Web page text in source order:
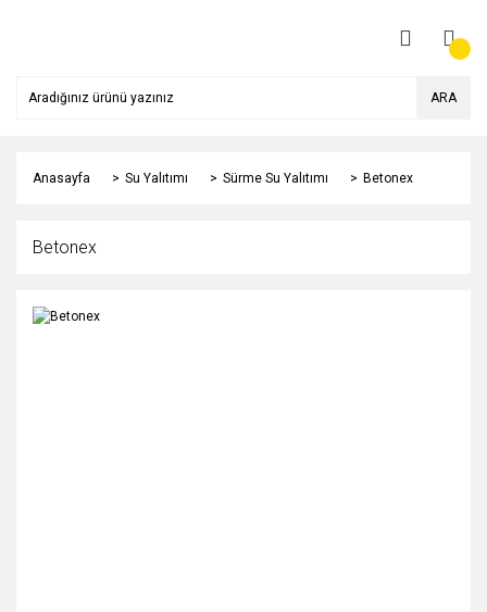
ARA
Anasayfa Su Yalıtımı Sürme Su Yalıtımı Betonex
Betonex